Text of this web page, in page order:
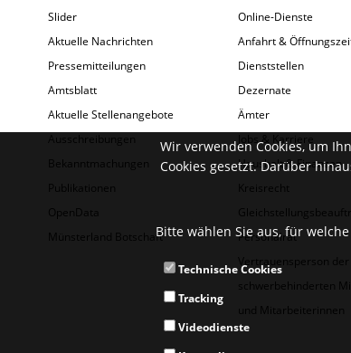
Slider
Aktuelle Nachrichten
Pressemitteilungen
Amtsblatt
Aktuelle Stellenangebote
Ausschreibungen
Bekanntmachungen
Publikationen
OpenData
Münsterland Botschaft
Online-Dienste
Anfahrt &
Dienststellen
Dezernate
Ämter
Jobs & Karriere
Haushalt & Finanzen
Kreisrecht
Personalrat
Vertrauensperson der
schwerbehinderten
und Mitarbeiterinnen
Wir verwenden Cookies, um
Cookies gesetzt. Darüber
Bitte wählen Sie aus, für
Technische Cookies
Tracking
Videodienste